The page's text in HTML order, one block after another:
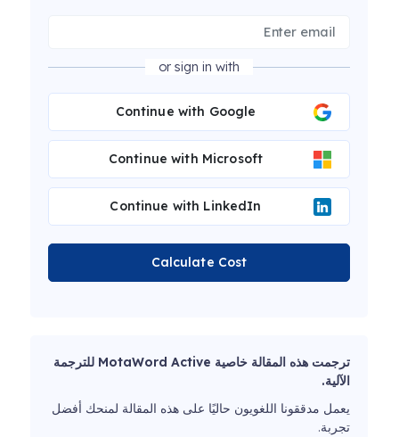
or sign in with
Continue with Google
Continue with Microsoft
Continue with LinkedIn
Calculate Cost
ترجمت هذه المقالة خاصية MotaWord Active للترجمة
الآلية.
يعمل مدققونا اللغويون حاليًا على هذه المقالة لمنحك أفضل
تجربة.